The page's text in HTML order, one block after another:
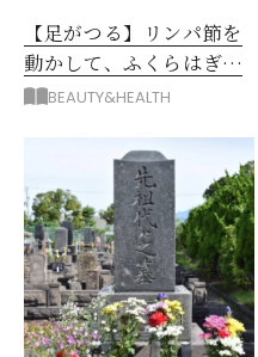
【足がつる】リンパ節を
動かして、ふくらはぎの
むくみ、こむら返りを解
BEAUTY&HEALTH